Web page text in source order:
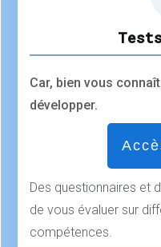
Car, bien vous
développer.
Des questionnaires et
de vous évaluer sur
compétences.